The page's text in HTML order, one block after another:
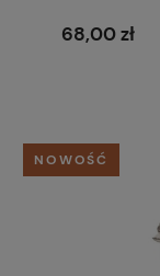
68,00 zł
NOWOŚĆ